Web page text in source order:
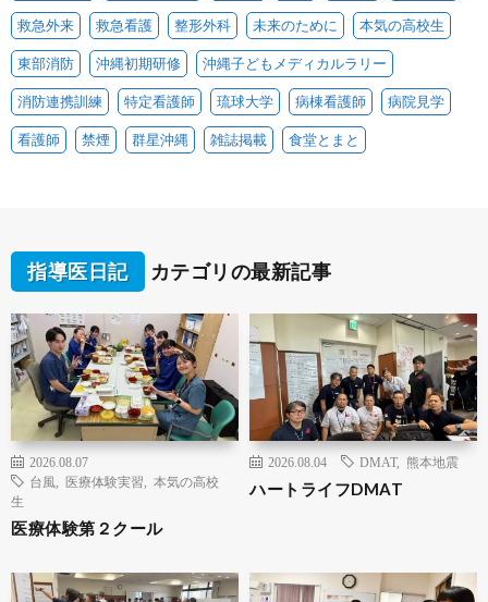
救急外来 救急看護 整形外科 未来のために 本気の高校生
東部消防 沖縄初期研修 沖縄子どもメディカルラリー
消防連携訓練 特定看護師 琉球大学 病棟看護師 病院見学
看護師 禁煙 群星沖縄 雑誌掲載 食堂とまと
指導医日記 カテゴリの最新記事
2026.08.07
台風
医療体験実習
本気の高校
生
医療体験第２クール
2026.08.04 DMAT, 熊本地震
ハートライフDMAT